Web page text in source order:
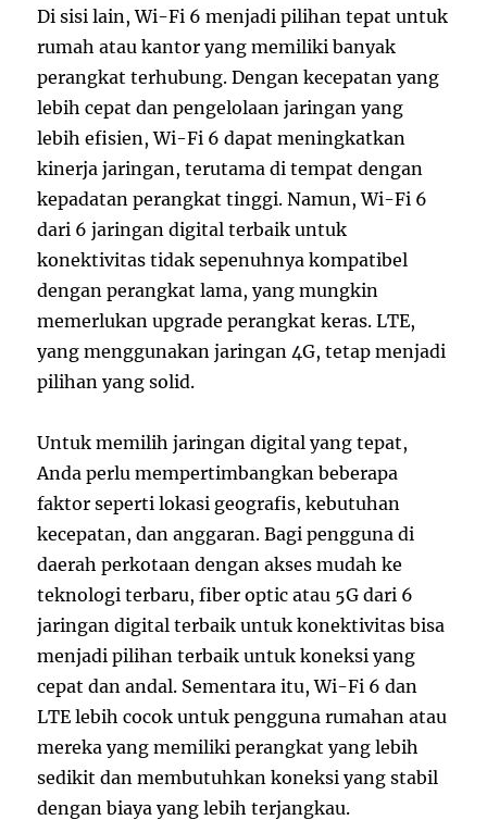
Di sisi lain, Wi-Fi 6 menjadi pilihan tepat untuk
rumah atau kantor yang memiliki banyak
perangkat terhubung. Dengan kecepatan yang
lebih cepat dan pengelolaan jaringan yang
lebih efisien, Wi-Fi 6 dapat meningkatkan
kinerja jaringan, terutama di tempat dengan
kepadatan perangkat tinggi. Namun, Wi-Fi 6
dari 6 jaringan digital terbaik untuk
konektivitas tidak sepenuhnya kompatibel
dengan perangkat lama, yang mungkin
memerlukan upgrade perangkat keras. LTE,
yang menggunakan jaringan 4G, tetap menjadi
pilihan yang solid.
Untuk memilih jaringan digital yang tepat,
Anda perlu mempertimbangkan beberapa
faktor seperti lokasi geografis, kebutuhan
kecepatan, dan anggaran. Bagi pengguna di
daerah perkotaan dengan akses mudah ke
teknologi terbaru, fiber optic atau 5G dari 6
jaringan digital terbaik untuk konektivitas bisa
menjadi pilihan terbaik untuk koneksi yang
cepat dan andal. Sementara itu, Wi-Fi 6 dan
LTE lebih cocok untuk pengguna rumahan atau
mereka yang memiliki perangkat yang lebih
sedikit dan membutuhkan koneksi yang stabil
dengan biaya yang lebih terjangkau.